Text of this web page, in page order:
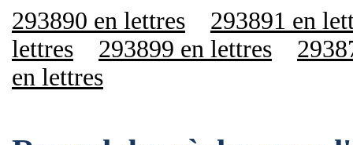
293890 en lettres
293891 en
lettres
293899 en lettres
en lettres